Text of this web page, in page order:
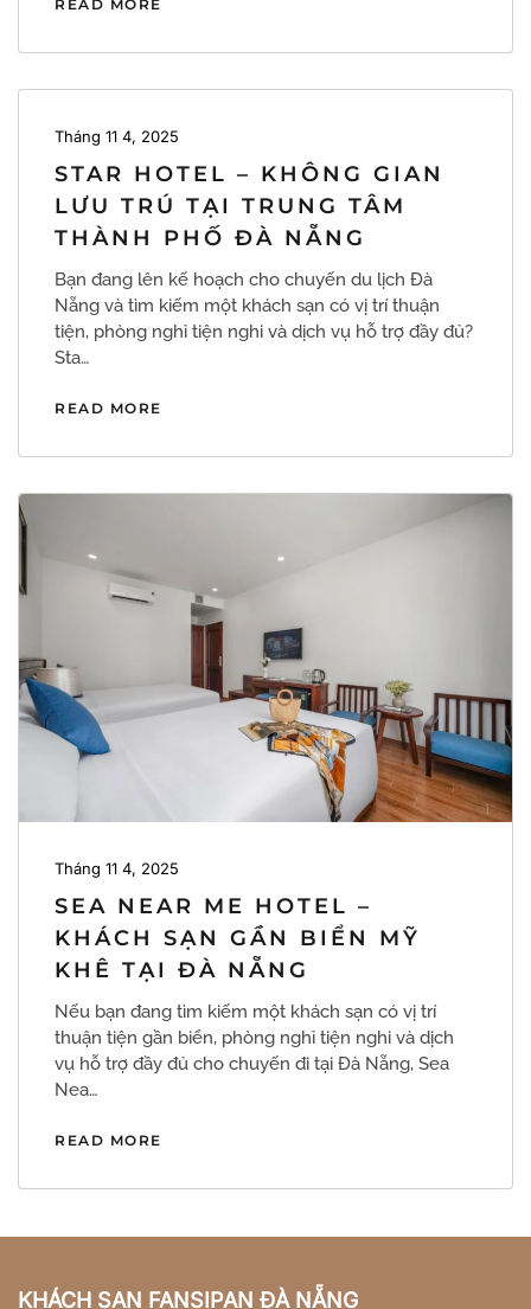
READ MORE
Tháng 11 4, 2025
STAR HOTEL – KHÔNG GIAN
LƯU TRÚ TẠI TRUNG TÂM
THÀNH PHỐ ĐÀ NẴNG
Bạn đang lên kế hoạch cho chuyến du lịch Đà
Nẵng và tìm kiếm một khách sạn có vị trí thuận
tiện, phòng nghỉ tiện nghi và dịch vụ hỗ trợ đầy đủ?
Sta…
READ MORE
Tháng 11 4, 2025
SEA NEAR ME HOTEL –
KHÁCH SẠN GẦN BIỂN MỸ
KHÊ TẠI ĐÀ NẴNG
Nếu bạn đang tìm kiếm một khách sạn có vị trí
thuận tiện gần biển, phòng nghỉ tiện nghi và dịch
vụ hỗ trợ đầy đủ cho chuyến đi tại Đà Nẵng, Sea
Nea…
READ MORE
KHÁCH SẠN FANSIPAN ĐÀ NẴNG